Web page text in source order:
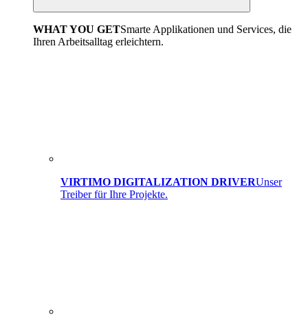
WHAT YOU GETSmarte Applikationen und Services, die
Ihren Arbeitsalltag erleichtern.
VIRTIMO DIGITALIZATION DRIVERUnser
Treiber für Ihre Projekte.